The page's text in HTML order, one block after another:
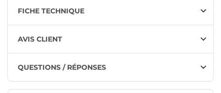
FICHE TECHNIQUE
AVIS CLIENT
QUESTIONS / RÉPONSES